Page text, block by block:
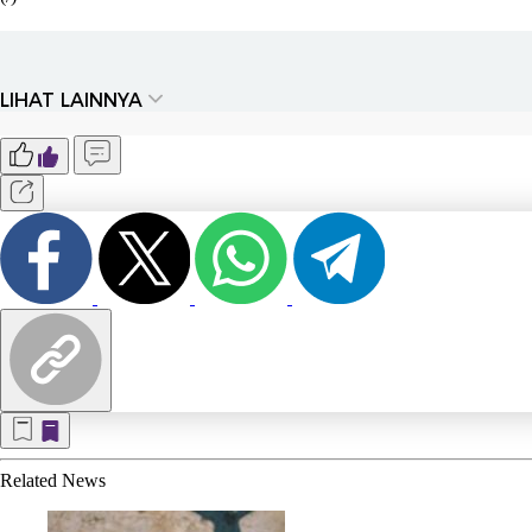
LIHAT LAINNYA
Related News